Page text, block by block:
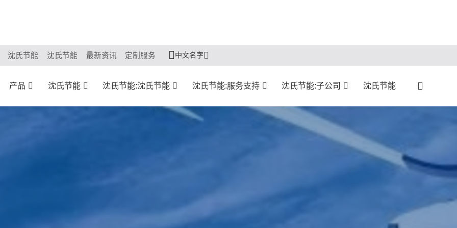
沈氏节能 沈氏节能 最新资讯 定制服务 中文名字
产品 沈氏节能 沈氏节能:沈氏节能 沈氏节能:服务支持 沈氏节能:子公司 沈氏节能